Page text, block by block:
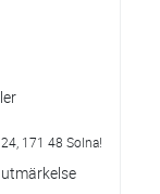
171 48 Solna!